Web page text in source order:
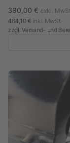
390,00 € exkl. MwSt.
464,10 € inkl. MwSt.
zzgl.Versand- und